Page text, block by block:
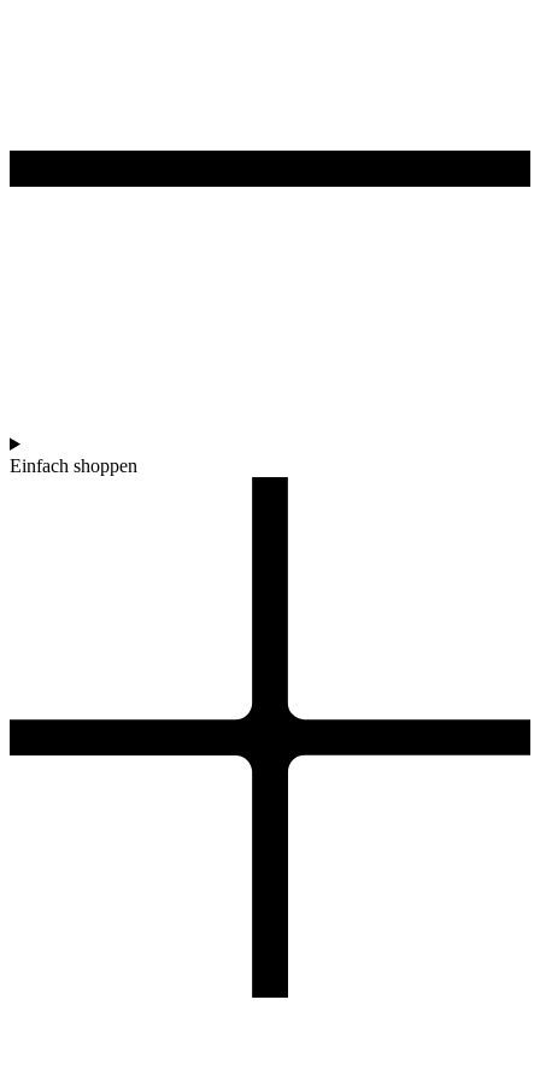
Einfach shoppen